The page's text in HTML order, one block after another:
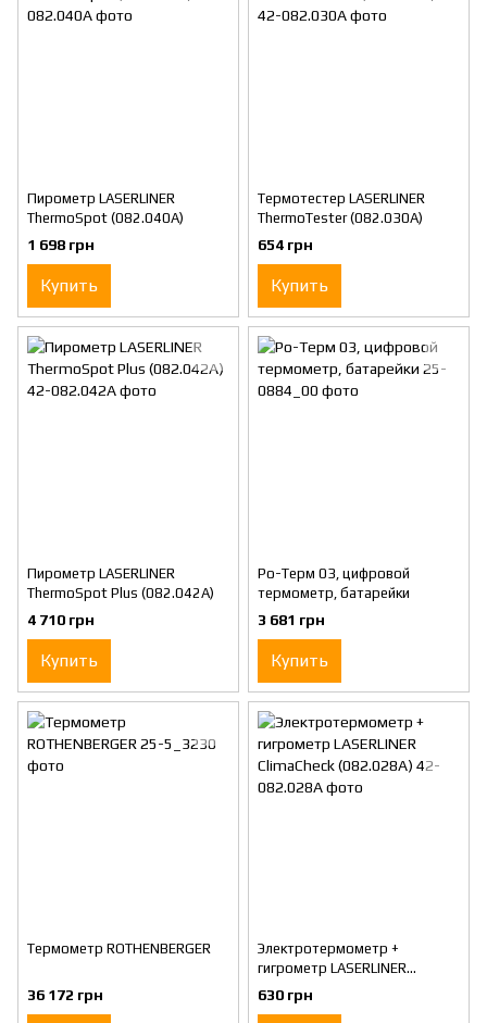
Пирометр LASERLINER
ThermoSpot (082.040A)
1 698 грн
Купить
Термотестер LASERLINER
ThermoTester (082.030A)
654 грн
Купить
Пирометр LASERLINER
ThermoSpot Plus (082.042A)
4 710 грн
Купить
Ро-Терм 03, цифровой
термометр, батарейки
3 681 грн
Купить
Термометр ROTHENBERGER
36 172 грн
Электротермометр +
гигрометр LASERLINER
ClimaCheck (082.028A)
630 грн